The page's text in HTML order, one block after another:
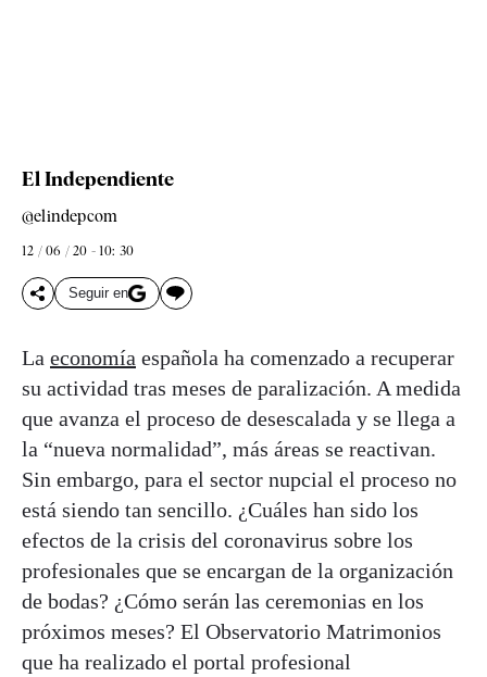
El Independiente
@elindepcom
12 / 06 / 20 - 10: 30
Seguir en
La economía española ha comenzado a recuperar
su actividad tras meses de paralización. A medida
que avanza el proceso de desescalada y se llega a
la “nueva normalidad”, más áreas se reactivan.
Sin embargo, para el sector nupcial el proceso no
está siendo tan sencillo. ¿Cuáles han sido los
efectos de la crisis del coronavirus sobre los
profesionales que se encargan de la organización
de bodas? ¿Cómo serán las ceremonias en los
próximos meses? El Observatorio Matrimonios
que ha realizado el portal profesional